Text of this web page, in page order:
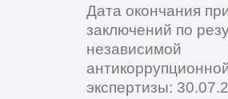
Дата окончания
заключений по
независимой
экспертизы: